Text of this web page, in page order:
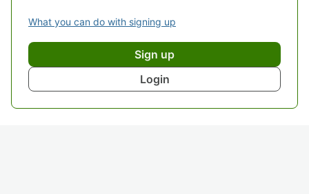
What you can do with signing up
Sign up
Login